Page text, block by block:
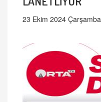
23 Ekim 2024 Çarşamba